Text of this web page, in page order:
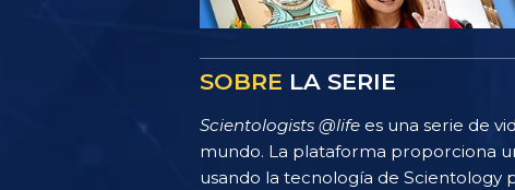
SOBRE LA SERIE
Scientologists @life es una serie de
mundo. La plataforma proporciona
usando la tecnología de Scientology